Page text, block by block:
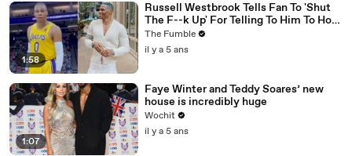
1:58
Russell Westbrook Tells Fan To 'Shut
The F--k Up' For Telling To Him To How
To Play Better
The Fumble
il y a 5 ans
1:07
Faye Winter and Teddy Soares’ new
house is incredibly huge
Wochit
il y a 5 ans